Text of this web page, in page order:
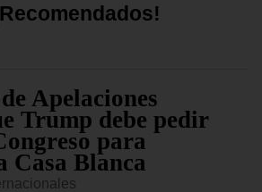
Recomendados!
Apelaciones
Trump debe pedir
para
Casa Blanca